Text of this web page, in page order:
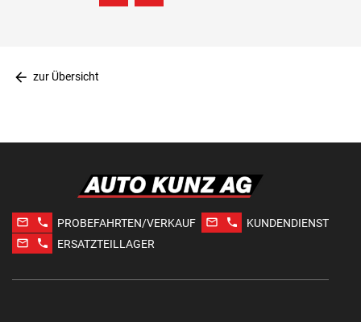
arrow_back zur Übersicht
mail_outline phone PROBEFAHRTEN/VERKAUF mail_outline phone
KUNDENDIENST
mail_outline
phone ERSATZTEILLAGER